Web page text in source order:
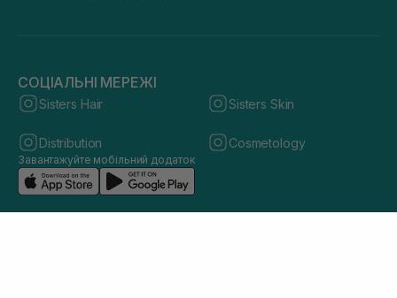
СОЦІАЛЬНІ МЕРЕЖІ
Sisters Hair Sisters Skin
Distribution Cosmetology
Завантажуйте мобільний додаток